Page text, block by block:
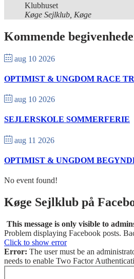
Klubhuset
Køge Sejlklub, Køge
Kommende
aug 10 2026
OPTIMIST & UNGDOM RACE
aug 10 2026
SEJLERSKOLE SOMMERFERIE
aug 11 2026
OPTIMIST & UNGDOM
No event found!
Køge Sejlklub på
This message is only visible to
Problem displaying Facebook posts.
Click to show error
Error: The user must be an
needs to enable Two Factor